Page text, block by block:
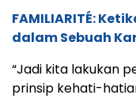
FAMILIARITÉ:
dalam Sebuah
“Jadi kita lakukan
prinsip kehati-